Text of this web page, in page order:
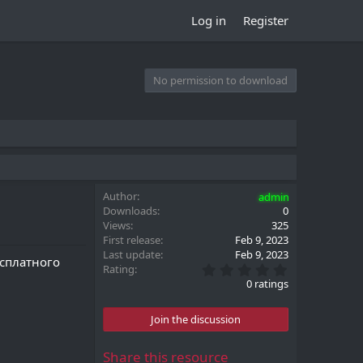
Log in Register
No permission to download
Author
admin
Downloads
0
Views
325
First release
Feb 9, 2023
Last update
Feb 9, 2023
Rating
.
0
t
0 ratings
Join the discussion
Share this resource